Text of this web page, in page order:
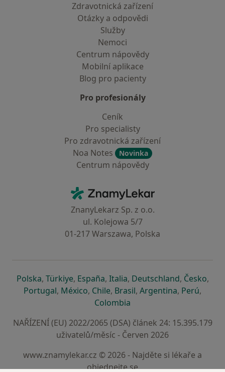
Zdravotnická zařízení
Otázky a odpovědi
Služby
Nemoci
Centrum nápovědy
Mobilní aplikace
Blog pro pacienty
Pro profesionály
Ceník
Pro specialisty
Pro zdravotnická zařízení
Noa Notes
Novinka
Centrum nápovědy
ZnamyLekar - Hlavní stránka
ZnanyLekarz Sp. z o.o.
ul. Kolejowa 5/7
01-217 Warszawa, Polska
Polskase otevře v nové záložce
, Türkiyese otevře v nové záložce
, Españase otevře v nové záložce
, Italiase otevře v nové záložce
, Deutschlandse otevře v
, Českose
,
Portugalse otevře v nové záložce
, Méxicose otevře v nové záložce
, Chilese otevře v nové záložce
, Brasilse otevře v nové
, Argentinase otevře v
, Perúse
,
Colombia
NAŘÍZENÍ (EU) 2022/2065 (DSA) článek 24: 15.395.179
uživatelů/měsíc - Červen 2026
www.znamylekar.cz © 2026 - Najděte si lékaře a
objednejte se